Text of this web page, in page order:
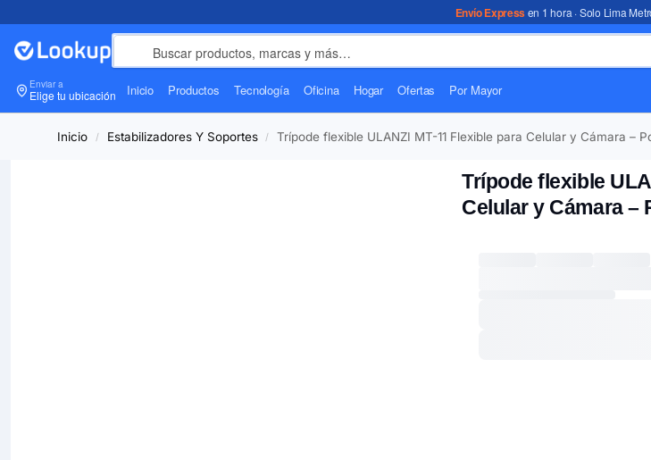
Envío Expressen 1 hora · Solo Lima
Enviar a
Elige tu ubicación Inicio Productos Tecnología Oficina Hogar Ofertas Por Mayor
Inicio / Estabilizadores Y Soportes / Trípode flexible ULANZI MT-11 Flexible para Celular y Cámara –
Trípode flexible
Celular y Cámara –